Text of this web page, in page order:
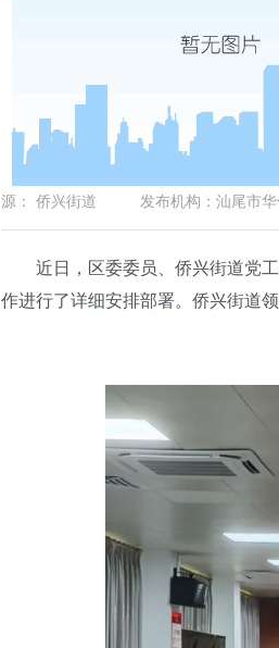
源： 侨兴街道 发布机构： 汕尾市
近日，区委委员、侨兴街道党工
作进行了详细安排部署。侨兴街道